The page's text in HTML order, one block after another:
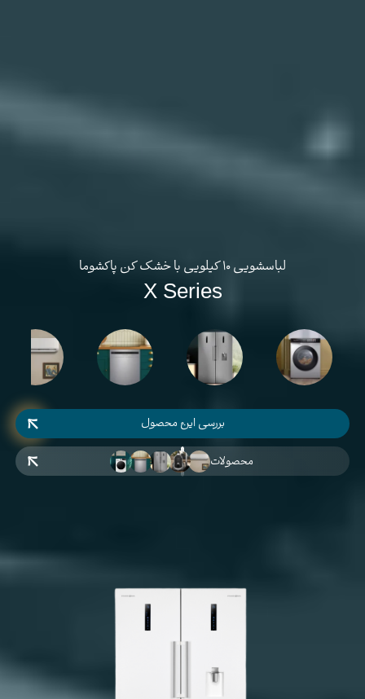
لباسشویی ۱۰ کیلویی با خشک کن پاکشوما
X Series
بررسی این محصول
محصولات